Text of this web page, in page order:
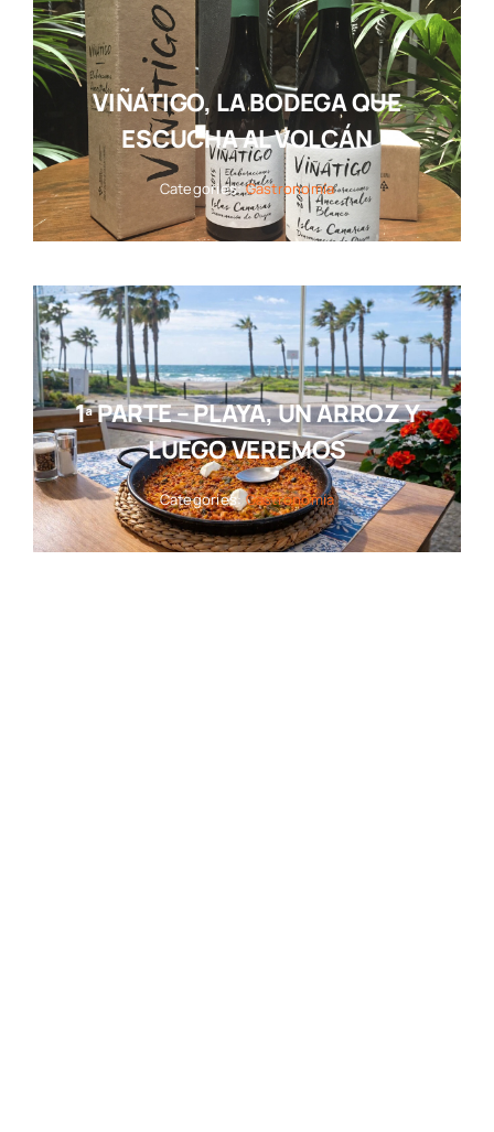
VIÑÁTIGO, LA BODEGA QUE
ESCUCHA AL VOLCÁN
Categories:Gastronomía
1ª PARTE – PLAYA, UN ARROZ Y
LUEGO VEREMOS
Categories:Gastronomía